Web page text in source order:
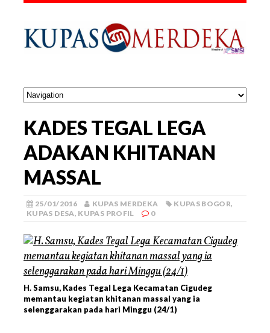
KADES TEGAL LEGA
ADAKAN KHITANAN
MASSAL
25/01/2016 KUPAS MERDEKA KUPAS BOGOR,
KUPAS DESA, KUPAS PROFIL 0
H. Samsu, Kades Tegal Lega Kecamatan Cigudeg
memantau kegiatan khitanan massal yang ia
selenggarakan pada hari Minggu (24/1)